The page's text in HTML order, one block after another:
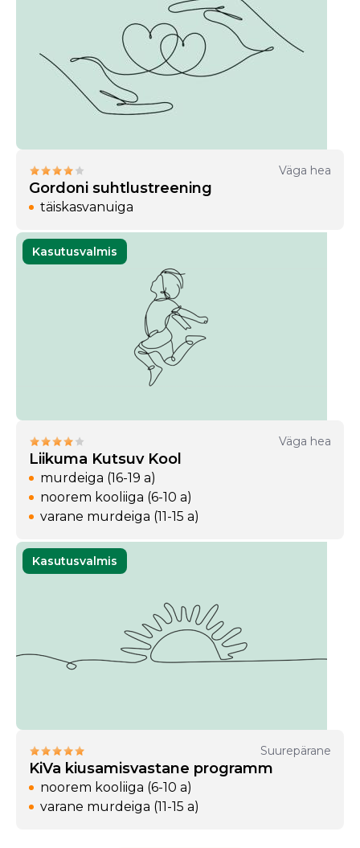
Väga hea
Gordoni suhtlustreening
täiskasvanuiga
Kasutusvalmis
Väga hea
Liikuma Kutsuv Kool
murdeiga (16-19 a)
noorem kooliiga (6-10 a)
varane murdeiga (11-15 a)
Kasutusvalmis
Suurepärane
KiVa kiusamisvastane programm
noorem kooliiga (6-10 a)
varane murdeiga (11-15 a)